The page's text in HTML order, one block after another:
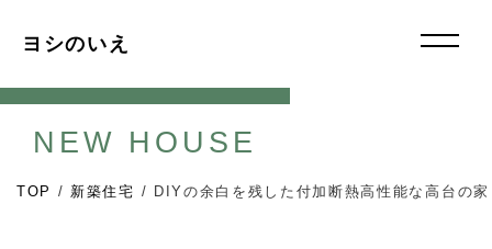
ヨシのいえ
NEW HOUSE
TOP / 新築住宅 / DIYの余白を残した付加断熱高性能な高台の家